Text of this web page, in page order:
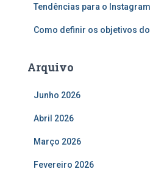
Tendências para o
Como definir os objetivos
Arquivo
Junho 2026
Abril 2026
Março 2026
Fevereiro 2026